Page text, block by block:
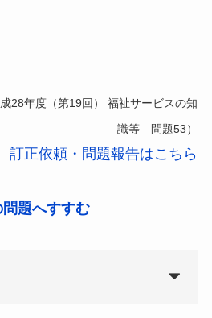
28年度（第19回） 福祉サービスの知
識等 問題53）
訂正依頼・問題報告はこちら
問題へすすむ